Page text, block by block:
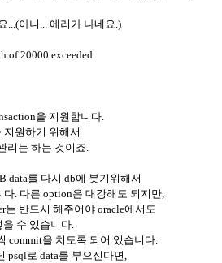
...(아니... 에러가 나네요.)
of 20000 exceeded
을 지원합니다.
지원하기 위해서
리는 하는 것이죠.
data를 다시 db에 붓기위해서
다. 다른 option은 대강해도 되지만,
는 반드시 해주어야 oracle에서도
을 수 있습니다.
commit을 치도록 되어 있습니다.
psql로 data를 부으신다면,